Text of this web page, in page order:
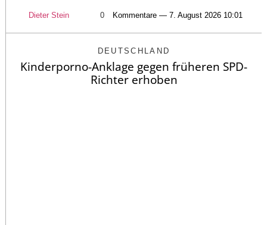
Dieter Stein 0 Kommentare — 7. August 2026 10:01
DEUTSCHLAND
Kinderporno-Anklage gegen früheren SPD-
Richter erhoben